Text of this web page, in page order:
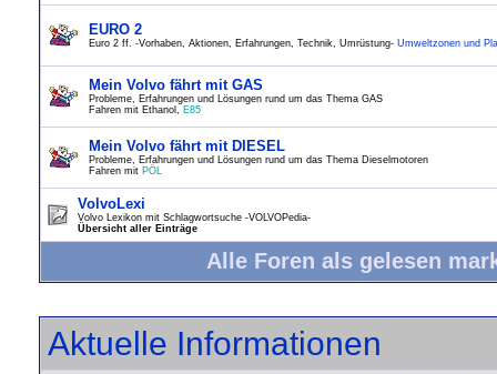
EURO 2
Euro 2 ff. -Vorhaben, Aktionen, Erfahrungen, Technik, Umrüstung- Umweltzonen und
Mein Volvo fährt mit GAS
Probleme, Erfahrungen und Lösungen rund um das Thema GAS
Fahren mit Ethanol, E85
Mein Volvo fährt mit DIESEL
Probleme, Erfahrungen und Lösungen rund um das Thema Dieselmotoren
Fahren mit PÖL
VolvoLexi
Volvo Lexikon mit Schlagwortsuche -VOLVOPedia-
Übersicht aller Einträge
Alle Foren als gelesen
Aktuelle Informationen